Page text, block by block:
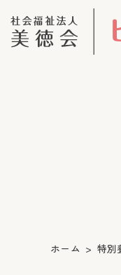
ホーム 特別